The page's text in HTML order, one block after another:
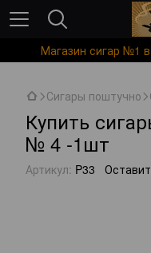
Магазин сигар №1
Сигары поштучно
Купить
№ 4 -1шт
Артикул: P33